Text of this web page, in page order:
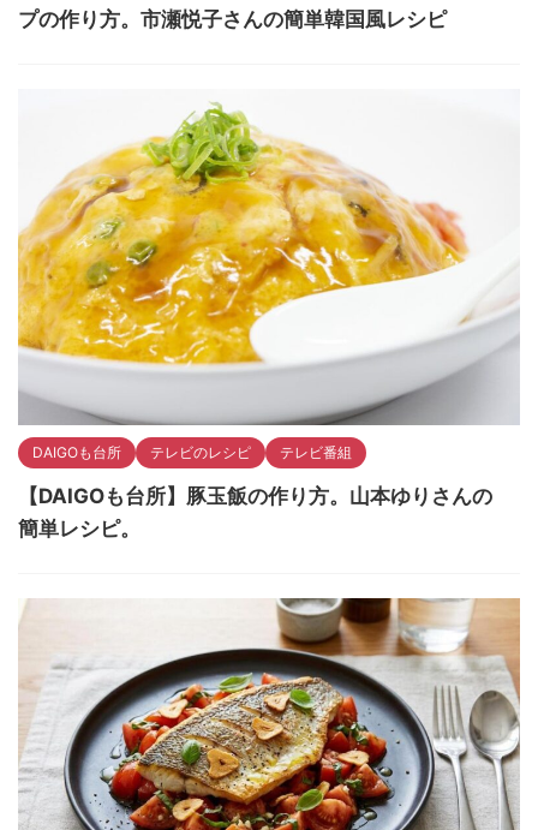
プの作り方。市瀬悦子さんの簡単韓国風レシピ
DAIGOも台所 テレビのレシピ テレビ番組
【DAIGOも台所】豚玉飯の作り方。山本ゆりさんの
簡単レシピ。